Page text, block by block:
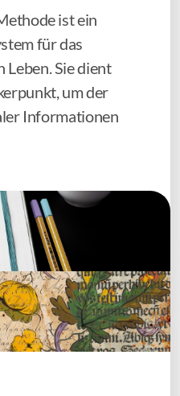
ist ein
für das
Leben. Sie dient
um der
Informationen